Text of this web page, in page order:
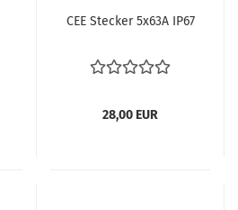
CEE Ste­cker 5x63A IP67
28,00 EUR